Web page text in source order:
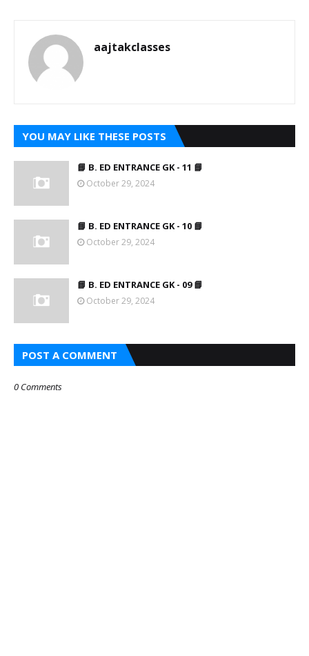
aajtakclasses
YOU MAY LIKE THESE POSTS
📘 B. ED ENTRANCE GK - 11 📘
October 29, 2024
📘 B. ED ENTRANCE GK - 10 📘
October 29, 2024
📘 B. ED ENTRANCE GK - 09 📘
October 29, 2024
POST A COMMENT
0 Comments